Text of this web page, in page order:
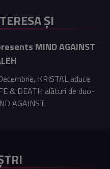
ȘI
MIND AGAINST
KRISTAL aduce
& DEATH alături de duo-
AGAINST.